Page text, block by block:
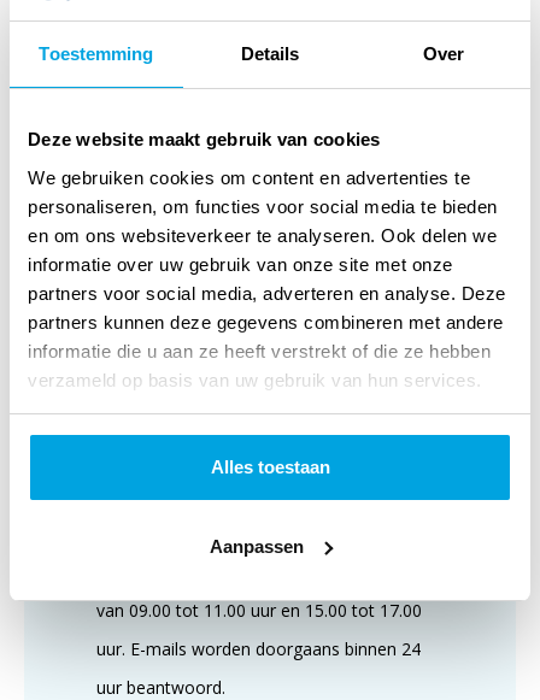
Toestemming Details Over
Deze website maakt gebruik van cookies
We gebruiken cookies om content en advertenties te
personaliseren, om functies voor social media te bieden
en om ons websiteverkeer te analyseren. Ook delen we
informatie over uw gebruik van onze site met onze
partners voor social media, adverteren en analyse. Deze
partners kunnen deze gegevens combineren met andere
informatie die u aan ze heeft verstrekt of die ze hebben
verzameld op basis van uw gebruik van hun services.
Alles toestaan
Aanpassen
Omschrijving
Sterling silver
gourmet chain 45cm
Klantenservice
van 09.00 tot 11.00 uur en 15.00 tot 17.00
uur. E-mails worden doorgaans binnen 24
uur beantwoord.